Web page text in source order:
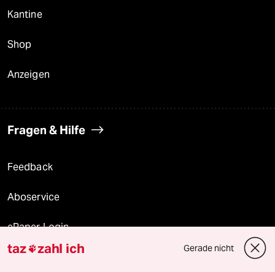
Kantine
Shop
Anzeigen
Fragen & Hilfe
Feedback
Aboservice
ePaper Login
Downloads für Abonnierende
taz zahl ich Gerade nicht